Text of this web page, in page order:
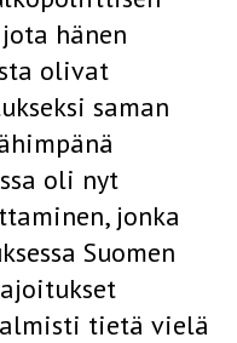
hänen
olivat
saman
oli nyt
jonka
Suomen
tietä vielä